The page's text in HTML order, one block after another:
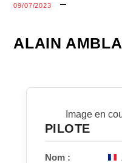
09/07/2023
ALAIN
Image en
PILOTE
Nom :